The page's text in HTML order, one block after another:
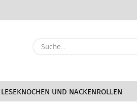
LESEKNOCHEN UND NACKENROLLEN